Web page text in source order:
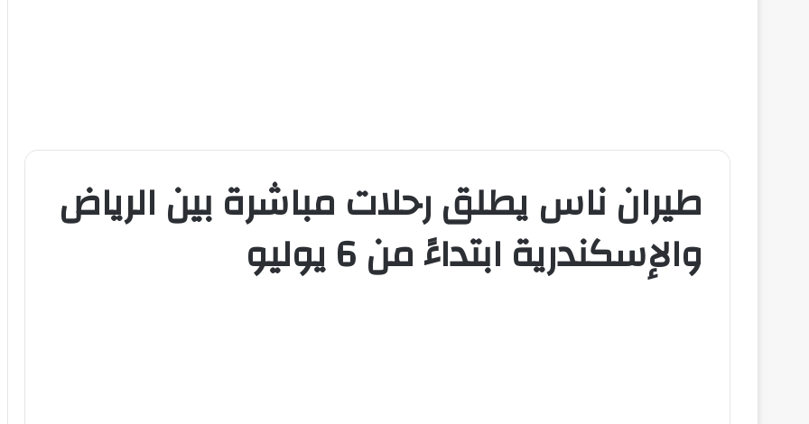
طيران ناس يطلق رحلات مباشرة بين الرياض
والإسكندرية ابتداءً من 6 يوليو